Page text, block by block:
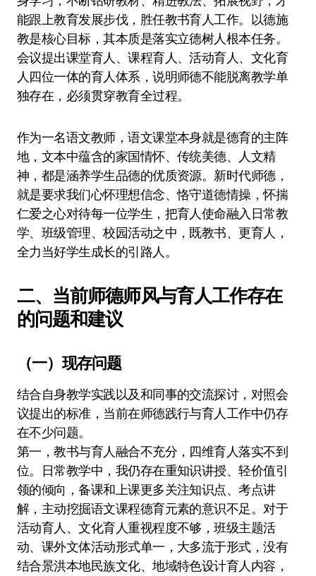
能跟上教育发展步伐，胜任教书育人工作。以德施
教是核心目标，其本质是落实立德树人根本任务。
会议提出课堂育人、课程育人、活动育人、文化育
人四位一体的育人体系，说明师德不能脱离教学单
独存在，必须贯穿教育全过程。
作为一名语文教师，语文课堂本身就是德育的主阵
地，文本中蕴含的家国情怀、传统美德、人文精
神，都是涵养学生品德的优质资源。新时代师德，
就是要求我们心怀理想信念、恪守道德情操，怀揣
仁爱之心对待每一位学生，把育人使命融入日常教
学、班级管理、校园活动之中，既教书、更育人，
全力当好学生成长的引路人。
二、当前师德师风与育人工作存在
的问题和建议
（一）现存问题
结合自身教学实践以及和同事的交流探讨，对照会
议提出的标准，当前在师德践行与育人工作中仍存
在不少问题。
第一，教书与育人融合不充分，四维育人落实不到
位。日常教学中，我仍存在重知识讲授、轻价值引
领的倾向，备课和上课更多关注知识点、考点讲
解，主动挖掘语文课程德育元素的意识不足。对于
活动育人、文化育人重视程度不够，班级主题活
动、课外文体活动形式单一，大多流于形式，没有
结合景洪本地民族文化、地域特色设计育人内容，